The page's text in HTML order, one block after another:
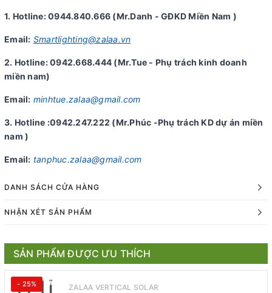
1. Hotline: 0944.840.666 (Mr.Danh - GĐKD Miền Nam )
Email: Smartlighting@zalaa.vn
2. Hotline: 0942.668.444 (Mr.Tue - Phụ trách kinh doanh
miền nam)
Email: minhtue.zalaa@gmail.com
3. Hotline :0942.247.222 (Mr.Phúc -Phụ trách KD dự án miền
nam )
Email: tanphuc.zalaa@gmail.com
DANH SÁCH CỬA HÀNG
NHẬN XÉT SẢN PHẨM
SẢN PHẨM ĐƯỢC ƯU THÍCH
- 25% ZALAA VERTICAL SOLAR